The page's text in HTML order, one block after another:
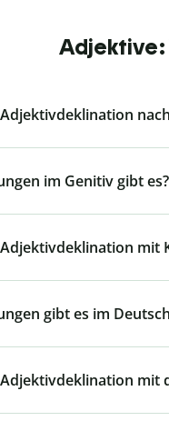
Adjektive:
im Genitiv gibt es?
mit
gibt es im
mit